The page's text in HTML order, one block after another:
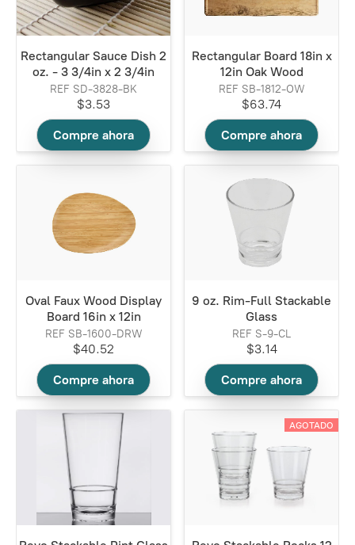
Rectangular Sauce Dish 2
oz. - 3 3/4in x 2 3/4in
REF SD-3828-BK
$3.53
Compre ahora
Rectangular Board 18in x
12in Oak Wood
REF SB-1812-OW
$63.74
Compre ahora
Oval Faux Wood Display
Board 16in x 12in
REF SB-1600-DRW
$40.52
Compre ahora
9 oz. Rim-Full Stackable
Glass
REF S-9-CL
$3.14
Compre ahora
AGOTADO